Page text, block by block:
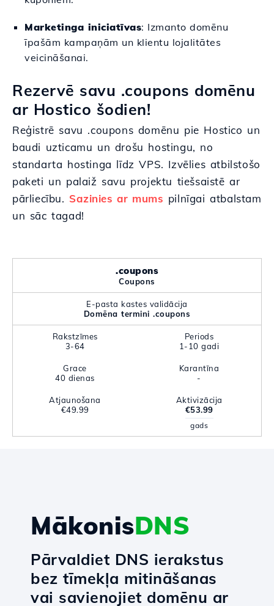
Marketinga iniciatīvas: Izmanto domēnu
īpašām kampaņām un klientu lojalitātes
veicināšanai.
Rezervē savu .coupons domēnu
ar Hostico šodien!
Reģistrē savu .coupons domēnu pie Hostico un
baudi uzticamu un drošu hostingu, no
standarta hostinga līdz VPS. Izvēlies atbilstošo
paketi un palaiž savu projektu tiešsaistē ar
pārliecību. Sazinies ar mums pilnīgai atbalstam
un sāc tagad!
.coupons
Coupons
E-pasta kastes validācija
Domēna termini .coupons
Rakstzīmes
3-64
Periods
1-10 gadi
Grace
40 dienas
Karantīna
-
Atjaunošana
€49.99
Aktivizācija
€53.99
gads
MākonisDNS
Pārvaldiet DNS ierakstus
bez tīmekļa mitināšanas
vai savienojiet domēnu ar